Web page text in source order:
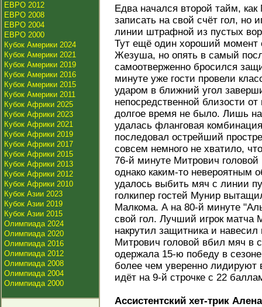
ЕВРО 2012
ЕВРО 2008
ЕВРО 2004
ЕВРО 2000
Кубок Америки 2024
Кубок Америки 2021
Кубок Америки 2019
Кубок Америки 2016
Кубок Америки 2015
Кубок Америки 2011
Кубок Африки 2025
Кубок Африки 2023
Кубок Африки 2021
Кубок Африки 2019
Кубок Африки 2017
Кубок Африки 2015
Кубок Африки 2013
Кубок Африки 2012
Кубок Африки 2010
Кубок Азии 2023
Кубок Азии 2019
Кубок Азии 2015
Олимпиада 2024
Олимпиада 2020
Олимпиада 2016
Олимпиада 2012
Олимпиада 2008
Олимпиада 2004
Олимпиада 2000
Едва начался второй тайм,
записать на свой счёт гол, но
линии штрафной из пустых
Тут ещё один хороший момент
Жезуша, но опять в самый
самоотверженно бросился
минуте уже гости провели
ударом в ближний угол
непосредственной близости
долгое время не было. Лишь
удалась фланговая
последовал острейший
совсем немного не хватило,
76-й минуте Митрович
однако каким-то невероятным
удалось выбить мяч с линии
голкипер гостей Мунир
Малкома. А на 80-й минуте
свой гол. Лучший игрок
накрутил защитника и
Митрович головой вбил мяч в
одержала 15-ю победу в
более чем уверенно лидируют
идёт на 9-й строчке с 22
Ассистентский хет-трик